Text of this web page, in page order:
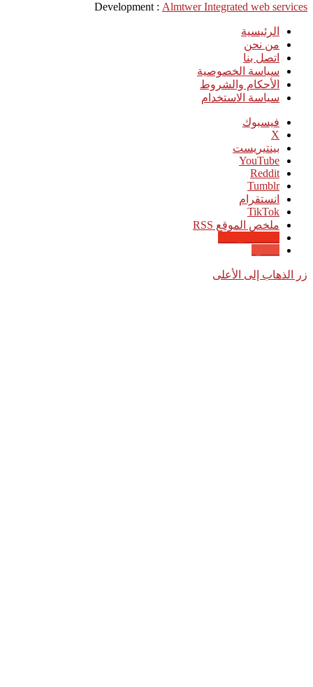
Development : Almtwer Integrated web services
الرئيسية
من نحن
اتصل بنا
سياسة الخصوصية
الأحكام والشروط
سياسة الاستخدام
فيسبوك
‫X
بينتيريست
‫YouTube
انستقرام
‫TikTok
ملخص الموقع RSS
زر الذهاب إلى الأعلى